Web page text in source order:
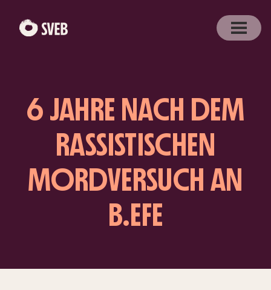
6 JAHRE NACH DEM
RASSISTISCHEN
MORDVERSUCH AN
B.EFE